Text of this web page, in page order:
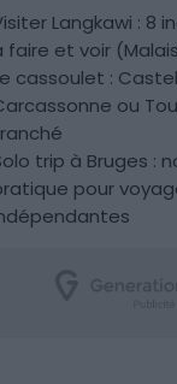
Langkawi : 8
faire et voir
cassoulet :
ou
trip à Bruges :
pour